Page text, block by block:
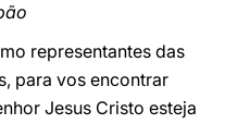
representantes das
para vos encontrar
Jesus Cristo esteja